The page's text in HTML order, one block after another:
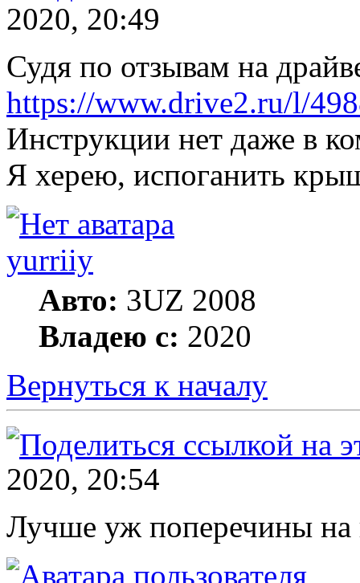
2020, 20:49
Судя по отзывам на
https://www.drive2.ru/l/
Инструкции нет даже в
Я херею, испоганить
yurriiy
Авто: 3UZ 2008
Владею с: 2020
Вернуться к началу
2020, 20:54
Лучше уж поперечины на